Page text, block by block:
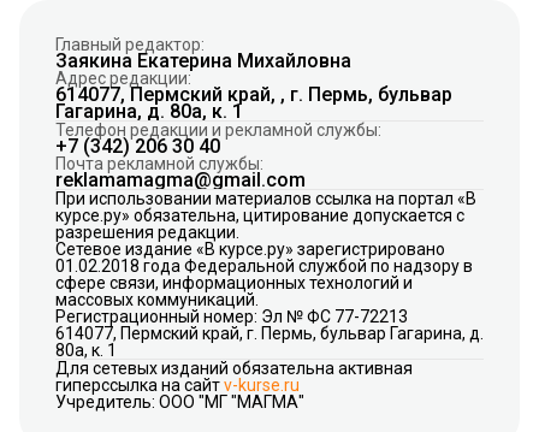
Главный редактор:
Заякина Екатерина Михайловна
Адрес редакции:
614077, Пермский край, , г. Пермь, бульвар
Гагарина, д. 80а, к. 1
Телефон редакции и рекламной службы:
+7 (342) 206 30 40
Почта рекламной службы:
reklamamagma@gmail.com
При использовании материалов ссылка на портал «В
курсе.ру» обязательна, цитирование допускается с
разрешения редакции.
Сетевое издание «В курсе.ру» зарегистрировано
01.02.2018 года Федеральной службой по надзору в
сфере связи, информационных технологий и
массовых коммуникаций.
Регистрационный номер: Эл № ФС 77-72213
614077, Пермский край, г. Пермь, бульвар Гагарина, д.
80а, к. 1
Для сетевых изданий обязательна активная
гиперссылка на сайтv-kurse.ru
Учредитель: ООО "МГ "МАГМА"